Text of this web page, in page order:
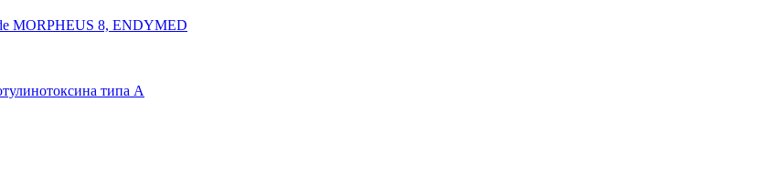
MORPHEUS 8, ENDYMED
типа А